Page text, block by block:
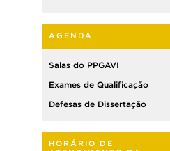
AGENDA
Salas do PPGAVI
Exames de Qualificação
Defesas de Dissertação
HORÁRIO DE